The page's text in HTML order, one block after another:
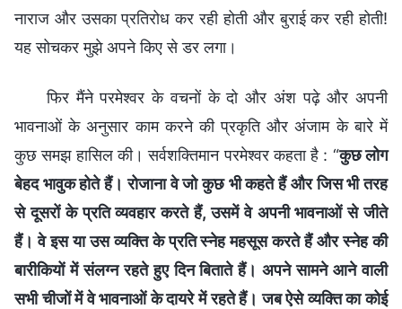
नाराज और उसका प्रतिरोध कर रही होती और बुराई कर रही होती!
यह सोचकर मुझे अपने किए से डर लगा।
फिर मैंने परमेश्वर के वचनों के दो और अंश पढ़े और अपनी
भावनाओं के अनुसार काम करने की प्रकृति और अंजाम के बारे में
कुछ समझ हासिल की। सर्वशक्तिमान परमेश्वर कहता है : “कुछ लोग
बेहद भावुक होते हैं। रोजाना वे जो कुछ भी कहते हैं और जिस भी तरह
से दूसरों के प्रति व्यवहार करते हैं, उसमें वे अपनी भावनाओं से जीते
हैं। वे इस या उस व्यक्ति के प्रति स्नेह महसूस करते हैं और स्नेह की
बारीकियों में संलग्न रहते हुए दिन बिताते हैं। अपने सामने आने वाली
सभी चीजों में वे भावनाओं के दायरे में रहते हैं। जब ऐसे व्यक्ति का कोई